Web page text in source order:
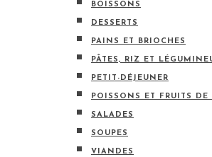
BOISSONS
DESSERTS
PAINS ET BRIOCHES
PÂTES, RIZ ET
PETIT-DÉJEUNER
POISSONS ET FRUITS DE
SALADES
SOUPES
VIANDES